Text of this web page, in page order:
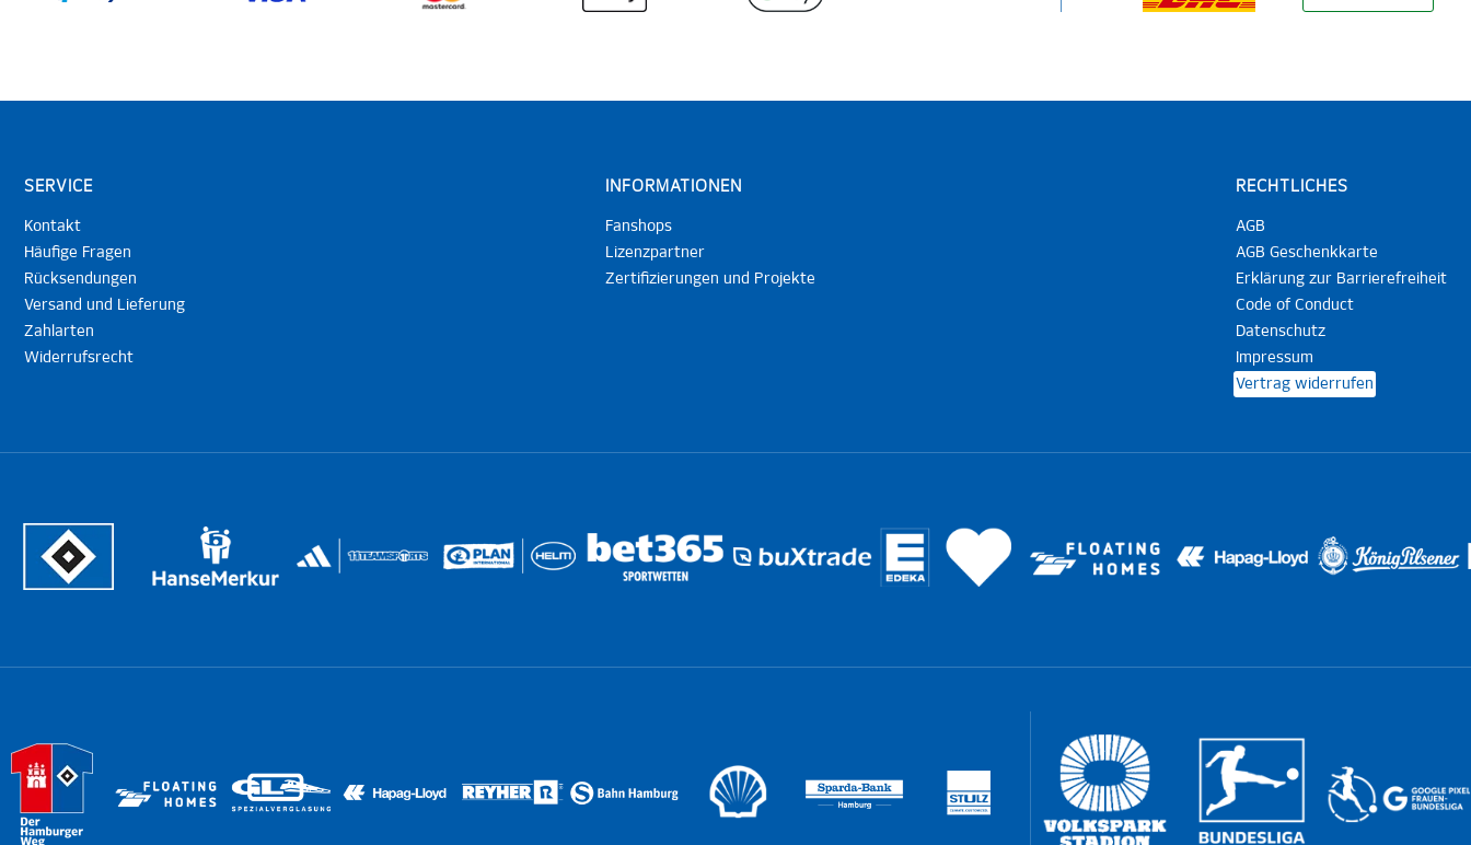
SERVICE
Kontakt
Häufige Fragen
Rücksendungen
Versand und Lieferung
Zahlarten
Widerrufsrecht
INFORMATIONEN
Fanshops
Lizenzpartner
Zertifizierungen und Projekte
RECHTLICHES
AGB
AGB Geschenkkarte
Erklärung zur Barrierefreiheit
Code of Conduct
Datenschutz
Impressum
Vertrag widerrufen